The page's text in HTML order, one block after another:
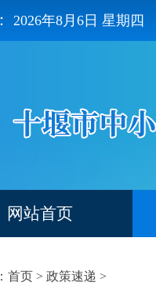
2026年8月6日 星期四
网站首页
首页 > 政策速递 >